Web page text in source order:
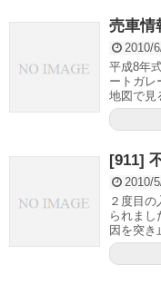
売車情
2010/
平成8年
ートガレ
地図で見
[911]
2010/
２度目
られま
因を突き